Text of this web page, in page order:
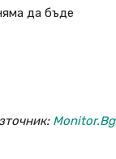
да бъде
Monitor.Bg